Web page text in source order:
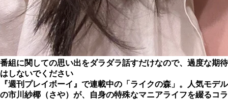
番組に関しての思い出をダラダラ話すだけなので、過度な期待
はしないでください
『週刊プレイボーイ』で連載中の「ライクの森」。人気モデル
の市川紗椰（さや）が、自身の特殊なマニアライフを綴るコラ